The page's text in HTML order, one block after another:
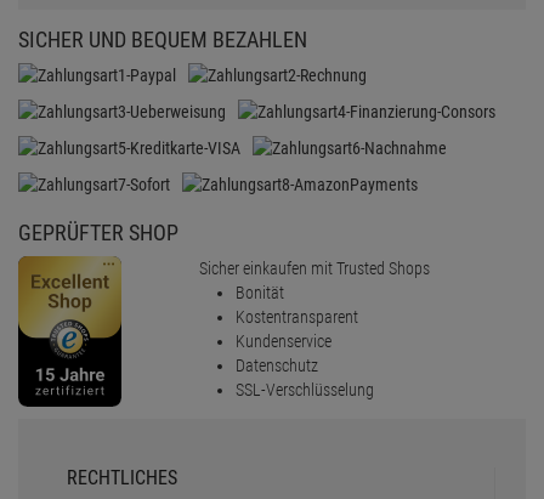
SICHER UND BEQUEM BEZAHLEN
GEPRÜFTER SHOP
Sicher einkaufen mit Trusted Shops
Bonität
Kostentransparent
Kundenservice
Datenschutz
SSL-Verschlüsselung
RECHTLICHES